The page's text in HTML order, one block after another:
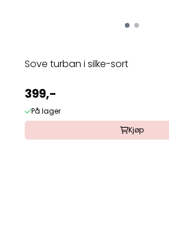
Sove turban i silke-sort
399,-
På lager
Kjøp